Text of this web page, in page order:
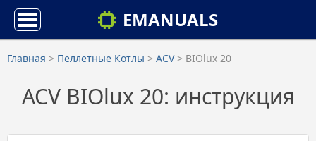
EMANUALS
Главная > Пеллетные Котлы > ACV> BIOlux 20
ACV BIOlux 20: инструкция